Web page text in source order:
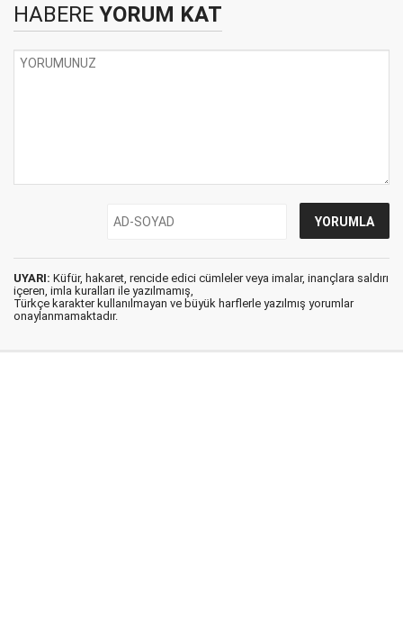
HABERE YORUM KAT
UYARI: Küfür, hakaret, rencide edici cümleler veya imalar, inançlara saldırı
içeren, imla kuralları ile yazılmamış,
Türkçe karakter kullanılmayan ve büyük harflerle yazılmış yorumlar
onaylanmamaktadır.